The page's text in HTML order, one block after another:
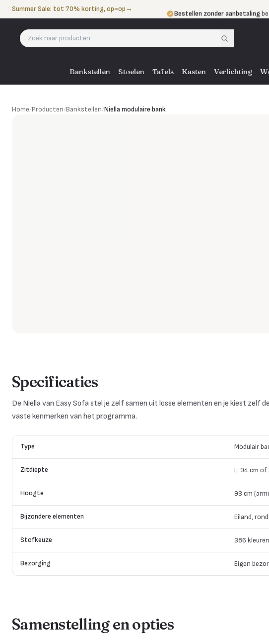
Naar de inhoud
Summer Sale: tot 70% korting, op=op→ Bestellen zonder aanbetaling
Eigen bezorgdienst door heel
Bankstellen Stoelen Tafels Kasten Verlichting
Niella modulaire bank
Home/Producten/Bankstellen/Niella modulaire bank
Specificaties
De Niellavan Easy Sofa stel je zelf samen uit losse elementen en je kiest zelf
vaste kenmerken van het programma.
Type Modulair
Zitdiepte L: 94 cm of
Hoogte 93 cm
Bijzondere elementen Eiland,
Stofkeuze 386
Bezorging Eigen
Samenstelling en opties